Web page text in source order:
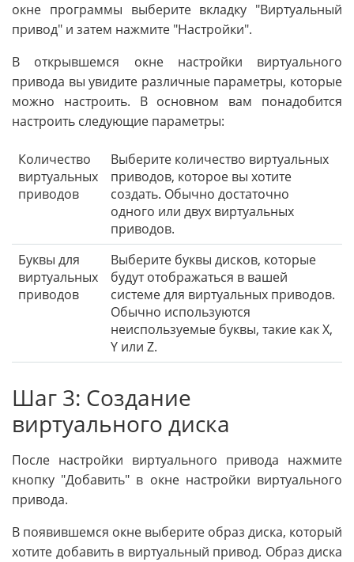
окне программы выберите вкладку "Виртуальный
привод" и затем нажмите "Настройки".
В открывшемся окне настройки виртуального
привода вы увидите различные параметры, которые
можно настроить. В основном вам понадобится
настроить следующие параметры:
Количество
виртуальных
приводов
Выберите количество виртуальных
приводов, которое вы хотите
создать. Обычно достаточно
одного или двух виртуальных
приводов.
Буквы для
виртуальных
приводов
Выберите буквы дисков, которые
будут отображаться в вашей
системе для виртуальных приводов.
Обычно используются
неиспользуемые буквы, такие как X,
Y или Z.
Шаг 3: Создание
виртуального диска
После настройки виртуального привода нажмите
кнопку "Добавить" в окне настройки виртуального
привода.
В появившемся окне выберите образ диска, который
хотите добавить в виртуальный привод. Образ диска